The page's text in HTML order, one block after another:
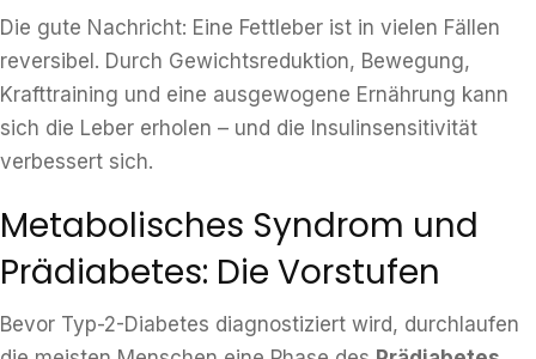
Die gute Nachricht: Eine Fettleber ist in vielen Fällen
reversibel. Durch Gewichtsreduktion, Bewegung,
Krafttraining und eine ausgewogene Ernährung kann
sich die Leber erholen – und die Insulinsensitivität
verbessert sich.
Metabolisches Syndrom und
Prädiabetes: Die Vorstufen
Bevor Typ-2-Diabetes diagnostiziert wird, durchlaufen